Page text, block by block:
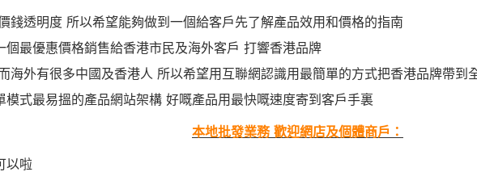
錢透明度 所以希望能夠做到一個給客戶先了解產品效用和價格的指南
最優惠價格銷售給香港市民及海外客戶 打響香港品牌
海外有很多中國及香港人 所以希望用互聯網認識用最簡單的方式把香港品牌帶到
式最易搵的產品網站架構 好嘅產品用最快嘅速度寄到客戶手裏
本地批發業務 歡迎網店及個體商戶：
以啦